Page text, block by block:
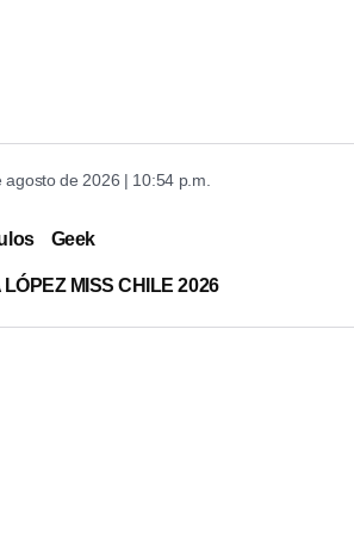
agosto de 2026 | 10:54 p.m.
Geek
LÓPEZ MISS CHILE 2026